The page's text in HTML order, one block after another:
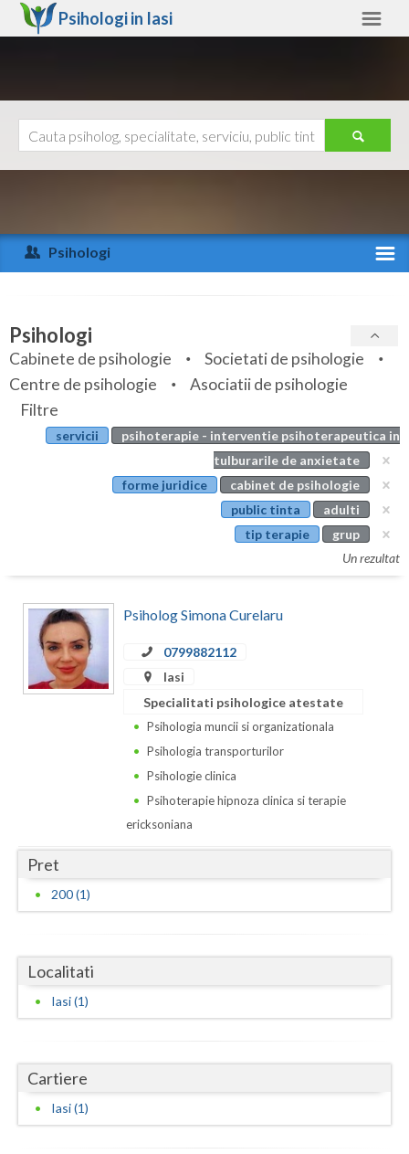
Psihologi in Iasi
Arad
Arges
Bihor
Bistrita-Nasaud
Botosani
Calarasi
Caras-Severin
Galati
Giurgiu
Harghita
Hunedoara
Iasi
Ilfov
Ajutor
Psihologi
Specialitati
Servicii
Articole
Evenimente
Psihologi
Cabinete de psihologie
Societati de psihologie
Centre de psihologie
Asociatii de psihologie
Filtre
servicii
psihoterapie - interventie psihoterapeutica in
tulburarile de anxietate
forme juridice
cabinet de psihologie
public tinta
adulti
tip terapie
grup
Un rezultat
Psiholog Simona Curelaru
0799882112
Iasi
Specialitati psihologice atestate
Psihologia muncii si organizationala
Psihologia transporturilor
Psihologie clinica
Psihoterapie hipnoza clinica si terapie
ericksoniana
Pret
200 (1)
Localitati
Iasi (1)
Cartiere
Iasi (1)